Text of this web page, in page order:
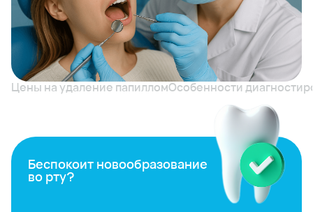
Цены на удаление папилломОсобенности
Беспокоит новообразование
во рту?